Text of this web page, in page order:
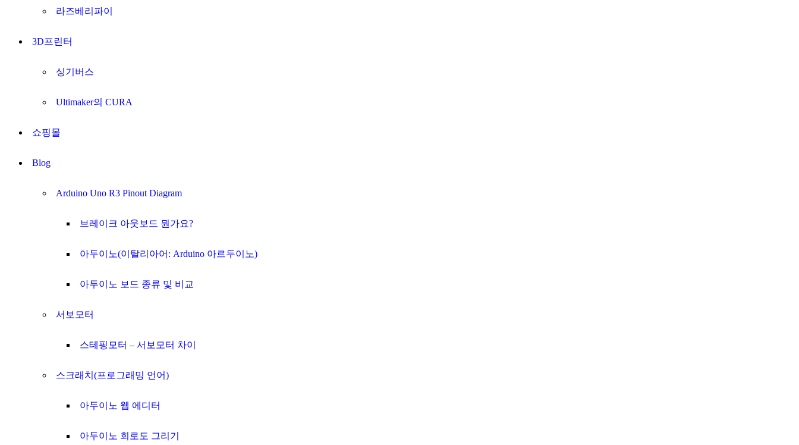
라즈베리파이
3D프린터
싱기버스
Ultimaker의 CURA
쇼핑몰
Blog
Arduino Uno R3 Pinout Diagram
브레이크 아웃보드 뭔가요?
아두이노(이탈리아어: Arduino 아르두이노)
아두이노 보드 종류 및 비교
서보모터
스테핑모터 – 서보모터 차이
스크래치(프로그래밍 언어)
아두이노 웹 에디터
아두이노 회로도 그리기